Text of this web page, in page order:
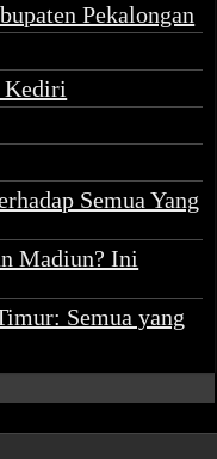
Pekalongan
Kediri
Semua Yang
Madiun? Ini
Semua yang